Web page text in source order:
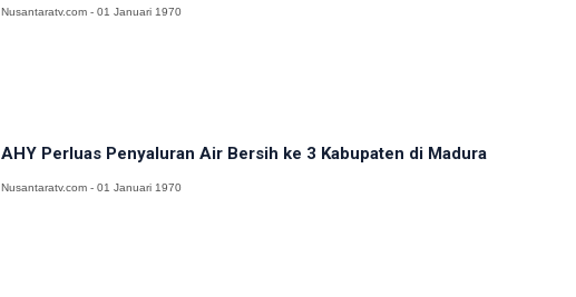
Nusantaratv.com - 01 Januari 1970
AHY Perluas Penyaluran Air Bersih ke 3 Kabupaten di Madura
Nusantaratv.com - 01 Januari 1970